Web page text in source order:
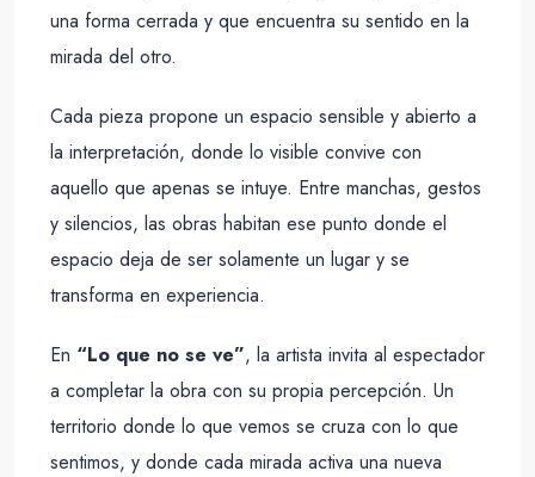
una forma cerrada y que encuentra su sentido en la
mirada del otro.
Cada pieza propone un espacio sensible y abierto a
la interpretación, donde lo visible convive con
aquello que apenas se intuye. Entre manchas, gestos
y silencios, las obras habitan ese punto donde el
espacio deja de ser solamente un lugar y se
transforma en experiencia.
En “Lo que no se ve”, la artista invita al espectador
a completar la obra con su propia percepción. Un
territorio donde lo que vemos se cruza con lo que
sentimos, y donde cada mirada activa una nueva